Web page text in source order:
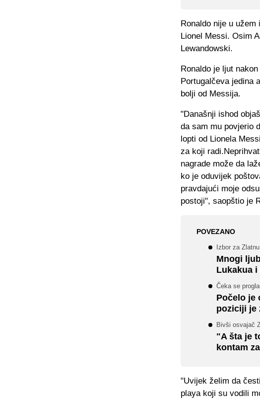
Ronaldo nije u
Lionel Messi. Osim
Lewandowski.
Ronaldo je ljut
Portugalčeva jedina
bolji od Messija.
"Današnji ishod
da sam mu povjerio
lopti od Lionela
za koji
nagrade može da
ko je oduvijek
pravdajući moje
postoji", saopštio je
POVEZANO
Izbor za
Mnogi
Lukakua i
Čeka se
Počelo je
poziciji je
Bivši osvajač
"A šta je
kontam
"Uvijek želim da
playa koji su vodili